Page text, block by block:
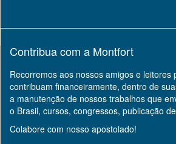
Contribua com a Montfort
Recorremos aos nossos amigos e leitores
contribuam financeiramente, dentro de
a manutenção de nossos trabalhos que
o Brasil, cursos, congressos, publicação
Colabore com nosso apostolado!